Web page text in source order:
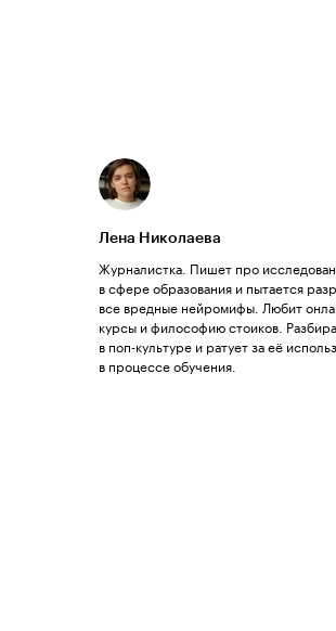
Лена Николаева
Журналистка. Пишет про
в сфере образования и пытается
все вредные нейромифы. Любит
курсы и философию стоиков.
в поп-культуре и ратует за её
в процессе обучения.